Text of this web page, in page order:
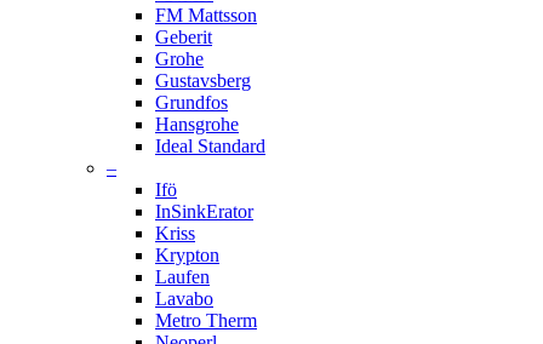
FM Mattsson
Geberit
Grohe
Gustavsberg
Grundfos
Hansgrohe
Ideal Standard
–
Ifö
InSinkErator
Kriss
Krypton
Laufen
Lavabo
Metro Therm